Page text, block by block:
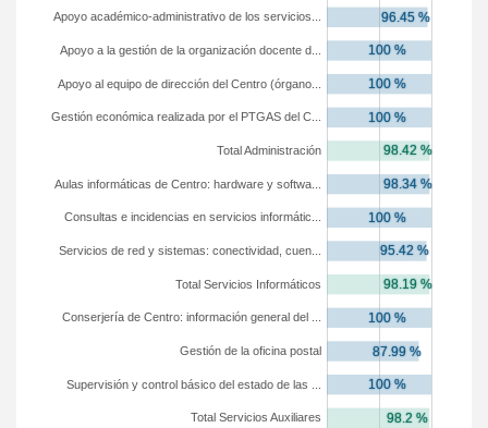
Total Servicios Auxiliares
Supervisión y control básico del estado de las ...
Gestión de la oficina postal
Conserjería de Centro: información general del ...
Total Servicios Informáticos
Servicios de red y sistemas: conectividad, cuen...
Consultas e incidencias en servicios informátic...
Aulas informáticas de Centro: hardware y softwa...
Total Administración
Gestión económica realizada por el PTGAS del C...
Apoyo al equipo de dirección del Centro (órgano...
Apoyo a la gestión de la organización docente d...
Apoyo académico-administrativo de los servicios...